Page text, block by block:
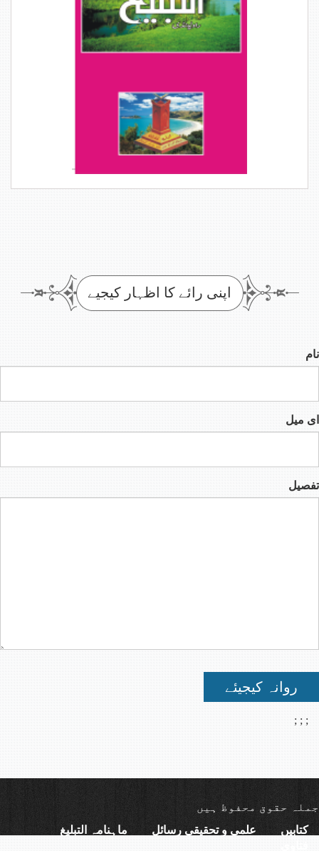
اپنی رائے کا اظہار کیجیے
نام
ای میل
تفصیل
روانہ کیجیئے
;
;
;
جملہ حقوق محفوظ ہیں
کتابیں
علمی و تحقیقی رسائل
ماہنامہ التبلیغ